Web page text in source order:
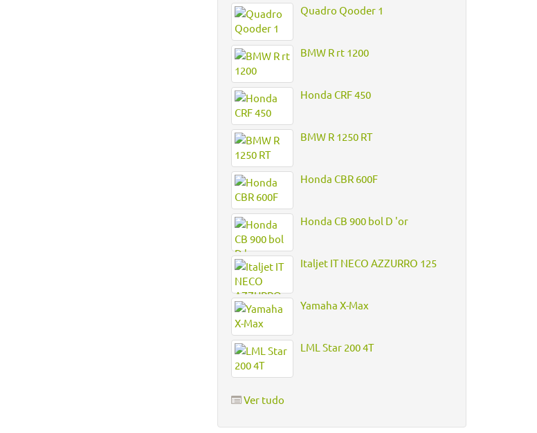
Quadro Qooder 1
BMW R rt 1200
Honda CRF 450
BMW R 1250 RT
Honda CBR 600F
Honda CB 900 bol D 'or
Italjet IT NECO AZZURRO 125
Yamaha X-Max
LML Star 200 4T
Ver tudo